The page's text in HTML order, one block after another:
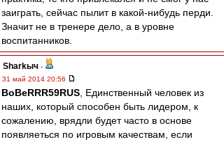
заиграть, сейчас пылит в какой-нибудь перди.
Значит не в тренере дело, а в уровне
воспитанников.
Sharkыч -
31 май 2014 20:56
BoBeRRR59RUS , Единственный человек из
наших, который способен быть лидером, к
сожалению, врядли будет часто в основе
появляеться по игровым качествам, если